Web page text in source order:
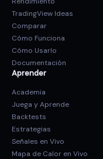
TradingView Ideas
Comparar
Cómo Funciona
Cómo Usarlo
Documentación
Aprender
Academia
Juega y Aprende
Backtests
Estrategias
Señales en Vivo
Mapa de Calor en Vivo